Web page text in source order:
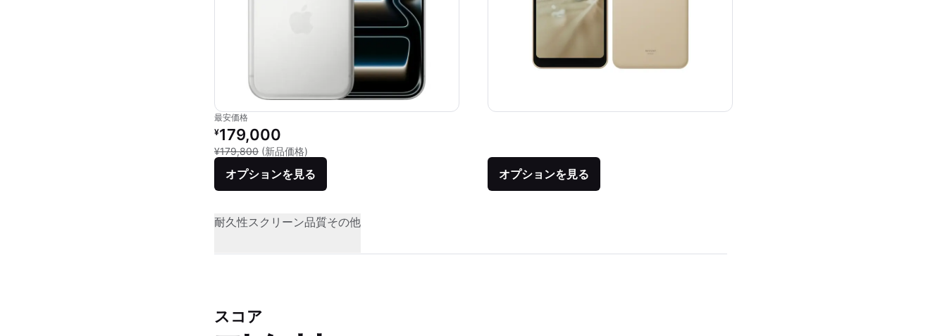
最安価格
リファービッシュ品の価格：
¥179,000
¥179,800 (新品価格)
オプションを見る オプションを見る
耐久性スクリーン品質その他
スコア